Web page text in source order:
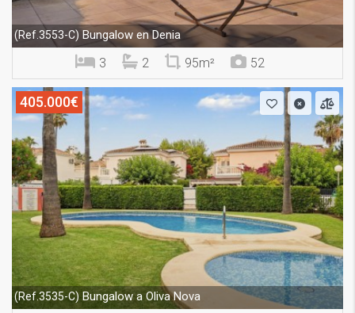
(Ref.3553-C) Bungalow en Denia
3 2 95m² 52
405.000€
(Ref.3535-C) Bungalow a Oliva Nova